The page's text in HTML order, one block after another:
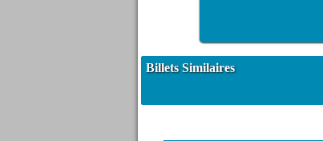
Billets Similaires